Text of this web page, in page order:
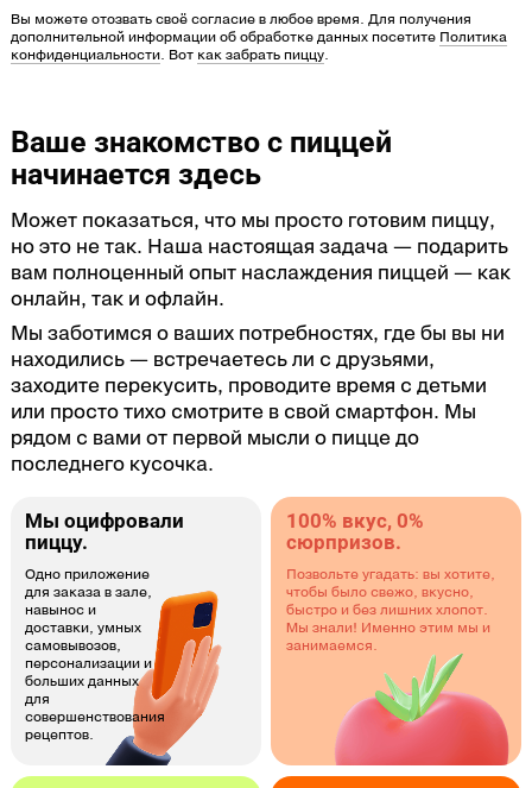
Вы можете отозвать своё согласие в любое время. Для получения
дополнительной информации об обработке данных посетите Политика
конфиденциальности. Вот как забрать пиццу.
Ваше знакомство с пиццей
начинается здесь
Может показаться, что мы просто готовим пиццу,
но это не так. Наша настоящая задача — подарить
вам полноценный опыт наслаждения пиццей — как
онлайн, так и офлайн.
Мы заботимся о ваших потребностях, где бы вы ни
находились — встречаетесь ли с друзьями,
заходите перекусить, проводите время с детьми
или просто тихо смотрите в свой смартфон. Мы
рядом с вами от первой мысли о пицце до
последнего кусочка.
Мы оцифровали
пиццу.
Одно приложение
для заказа в зале,
навынос и
доставки, умных
самовывозов,
персонализации и
больших данных
для
совершенствования
рецептов.
100% вкус, 0%
сюрпризов.
Позвольте угадать: вы хотите,
чтобы было свежо, вкусно,
быстро и без лишних хлопот.
Мы знали! Именно этим мы и
занимаемся.